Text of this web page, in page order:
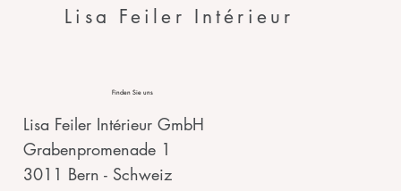
Lisa Feiler Intérieur
Finden Sie uns
Lisa Feiler Intérieur GmbH
Grabenpromenade 1
3011 Bern - Schweiz